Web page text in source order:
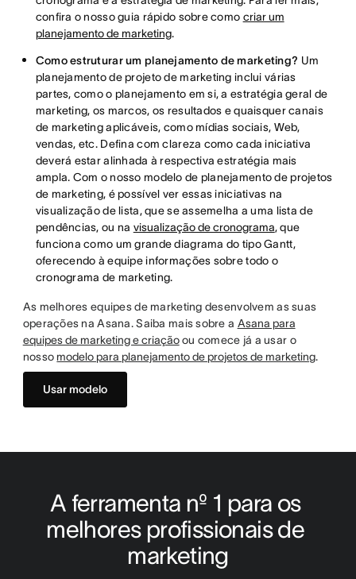
confira o nosso guia rápido sobre como criar um
planejamento de marketing.
Como estruturar um planejamento de marketing? Um
planejamento de projeto de marketing inclui várias
partes, como o planejamento em si, a estratégia geral de
marketing, os marcos, os resultados e quaisquer canais
de marketing aplicáveis, como mídias sociais, Web,
vendas, etc. Defina com clareza como cada iniciativa
deverá estar alinhada à respectiva estratégia mais
ampla. Com o nosso modelo de planejamento de projetos
de marketing, é possível ver essas iniciativas na
visualização de lista, que se assemelha a uma lista de
pendências, ou na visualização de cronograma, que
funciona como um grande diagrama do tipo Gantt,
oferecendo à equipe informações sobre todo o
cronograma de marketing.
As melhores equipes de marketing desenvolvem as suas
operações na Asana. Saiba mais sobre a Asana para
equipes de marketing e criaçãoou comece já a usar o
nosso modelo para planejamento de projetos de marketing.
Usar modelo
A ferramenta nº 1 para os
melhores profissionais de
marketing